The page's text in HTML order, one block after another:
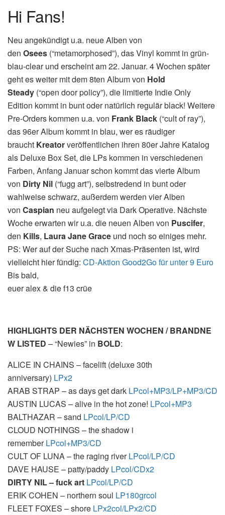
Hi Fans!
Neu angekündigt u.a. neue Alben von
den Osees (“metamorphosed”), das Vinyl kommt in grün-
blau-clear und erscheint am 22. Januar. 4 Wochen später
geht es weiter mit dem 8ten Album von Hold
Steady (“open door policy”), die limitierte Indie Only
Edition kommt in bunt oder natürlich regulär black! Weitere
Pre-Orders kommen u.a. von Frank Black (“cult of ray”),
das 96er Album kommt in blau, wer es räudiger
braucht Kreatorveröffentlichen ihren 80er Jahre Katalog
als Deluxe Box Set, die LPs kommen in verschiedenen
Farben, Anfang Januar schon kommt das vierte Album
von Dirty Nil (“fugg art”), selbstredend in bunt oder
wahlweise schwarz, außerdem werden vier Alben
von Caspian neu aufgelegt via Dark Operative. Nächste
Woche erwarten wir u.a. die neuen Alben von Puscifer,
den Kills, Laura Jane Grace und noch so einiges mehr.
PS: Wer auf der Suche nach Xmas-Präsenten ist, wird
vielleicht hier fündig: CD-Aktion Good2Go für unter 9 Euro
Bis bald,
euer alex & die f13 crüe
HIGHLIGHTS DER NÄCHSTEN WOCHEN /BRANDNE
W LISTED – “Newies” in BOLD:
ALICE IN CHAINS – facelift (deluxe 30th
anniversary) LPx2
ARAB STRAP – as days get dark LPcol+MP3/LP+MP3/CD
AUSTIN LUCAS – alive in the hot zone! LPcol+MP3
BALTHAZAR – sand LPcol/LP/CD
CLOUD NOTHINGS – the shadow i
rememberLPcol+MP3/CD
CULTOF LUNA– the raging riverLPcol/LP/CD
DAVE HAUSE – patty/paddy LPcol/CDx2
DIRTY NIL– fuck art LPcol/LP/CD
ERIKCOHEN – northern soul LP180grcol
FLEET FOXES – shore LPx2col/LPx2/CD